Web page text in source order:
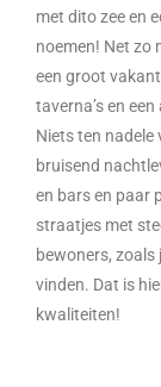
met dito zee en
noemen! Net zo
een groot
taverna’s en
Niets ten nadele
bruisend
en bars en paar
straatjes met
bewoners, zoals
vinden. Dat is
kwaliteiten!